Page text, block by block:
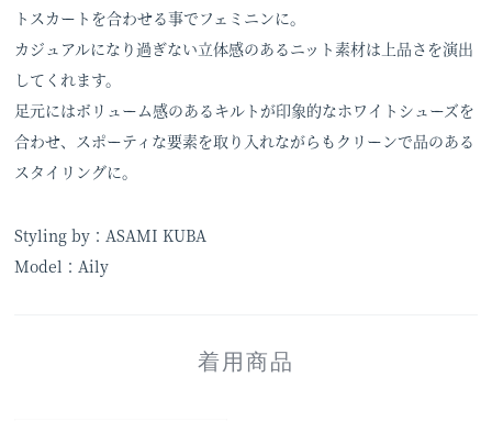
トスカートを合わせる事でフェミニンに。
カジュアルになり過ぎない立体感のあるニット素材は上品さを演出
してくれます。
足元にはボリューム感のあるキルトが印象的なホワイトシューズを
合わせ、スポーティな要素を取り入れながらもクリーンで品のある
スタイリングに。
Styling by：ASAMI KUBA
Model：Aily
着用商品